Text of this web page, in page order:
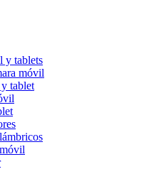
y tablets
móvil
tablet